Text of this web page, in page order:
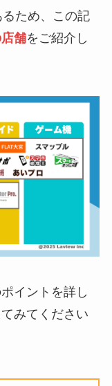
ため、この記
舗をご紹介し
イントを詳し
みてください